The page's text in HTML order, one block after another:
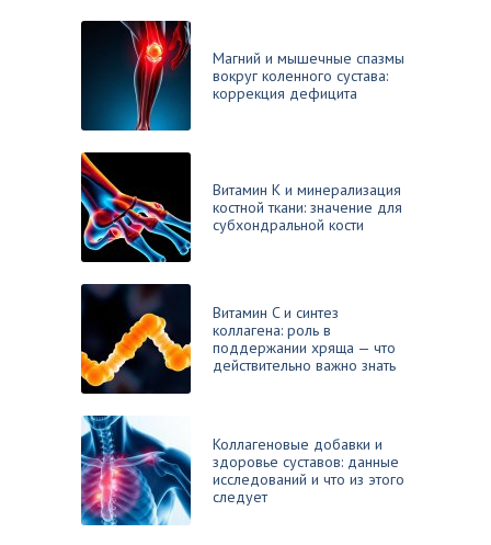
Магний и мышечные спазмы
вокруг коленного сустава:
коррекция дефицита
Витамин K и минерализация
костной ткани: значение для
субхондральной кости
Витамин C и синтез
коллагена: роль в
поддержании хряща — что
действительно важно знать
Коллагеновые добавки и
здоровье суставов: данные
исследований и что из этого
следует